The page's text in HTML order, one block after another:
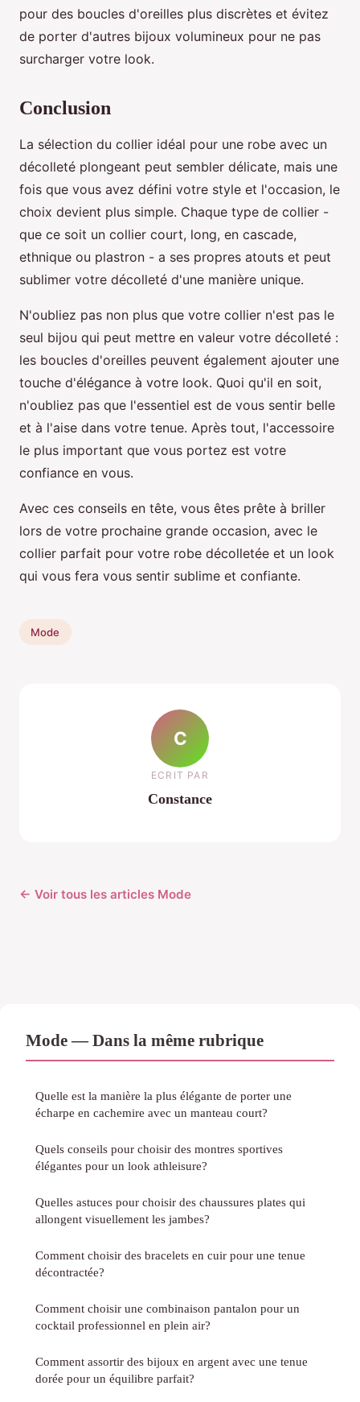
pour des boucles d'oreilles plus discrètes et évitez
de porter d'autres bijoux volumineux pour ne pas
surcharger votre look.
Conclusion
La sélection du collier idéal pour une robe avec un
décolleté plongeant peut sembler délicate, mais une
fois que vous avez défini votre style et l'occasion, le
choix devient plus simple. Chaque type de collier -
que ce soit un collier court, long, en cascade,
ethnique ou plastron - a ses propres atouts et peut
sublimer votre décolleté d'une manière unique.
N'oubliez pas non plus que votre collier n'est pas le
seul bijou qui peut mettre en valeur votre décolleté :
les boucles d'oreilles peuvent également ajouter une
touche d'élégance à votre look. Quoi qu'il en soit,
n'oubliez pas que l'essentiel est de vous sentir belle
et à l'aise dans votre tenue. Après tout, l'accessoire
le plus important que vous portez est votre
confiance en vous.
Avec ces conseils en tête, vous êtes prête à briller
lors de votre prochaine grande occasion, avec le
collier parfait pour votre robe décolletée et un look
qui vous fera vous sentir sublime et confiante.
Mode
C
ECRIT PAR
Constance
← Voir tous les articles Mode
Mode — Dans la même rubrique
Quelle est la manière la plus élégante de porter une
écharpe en cachemire avec un manteau court?
Quels conseils pour choisir des montres sportives
élégantes pour un look athleisure?
Quelles astuces pour choisir des chaussures plates qui
allongent visuellement les jambes?
Comment choisir des bracelets en cuir pour une tenue
décontractée?
Comment choisir une combinaison pantalon pour un
cocktail professionnel en plein air?
Comment assortir des bijoux en argent avec une tenue
dorée pour un équilibre parfait?